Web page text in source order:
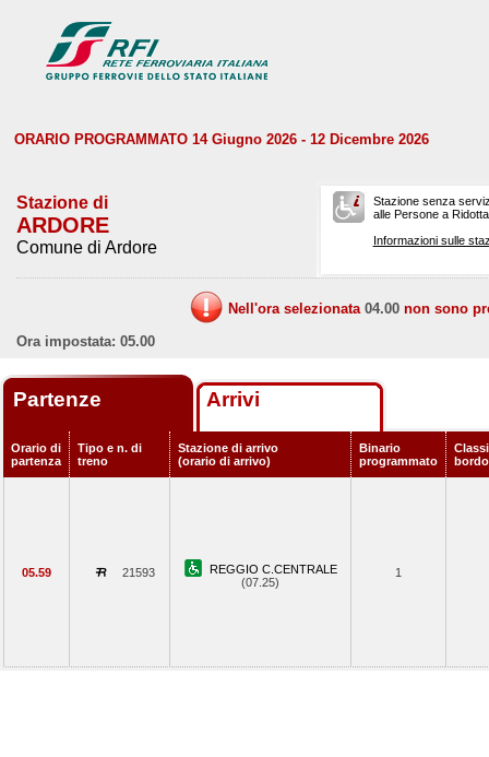
ORARIO PROGRAMMATO 14 Giugno 2026 - 12 Dicembre 2026
Stazione di
ARDORE
Comune di Ardore
Stazione senza
alle Persone a
Informazioni sulle
Nell'ora selezionata 04.00 non sono
Ora impostata: 05.00
Partenze Arrivi
Orario di
partenza
Tipo e n. di
treno
Stazione di arrivo
(orario di arrivo)
Binario
programmato
bordo
05.59 21593
REGGIO C.CENTRALE
(07.25)
1